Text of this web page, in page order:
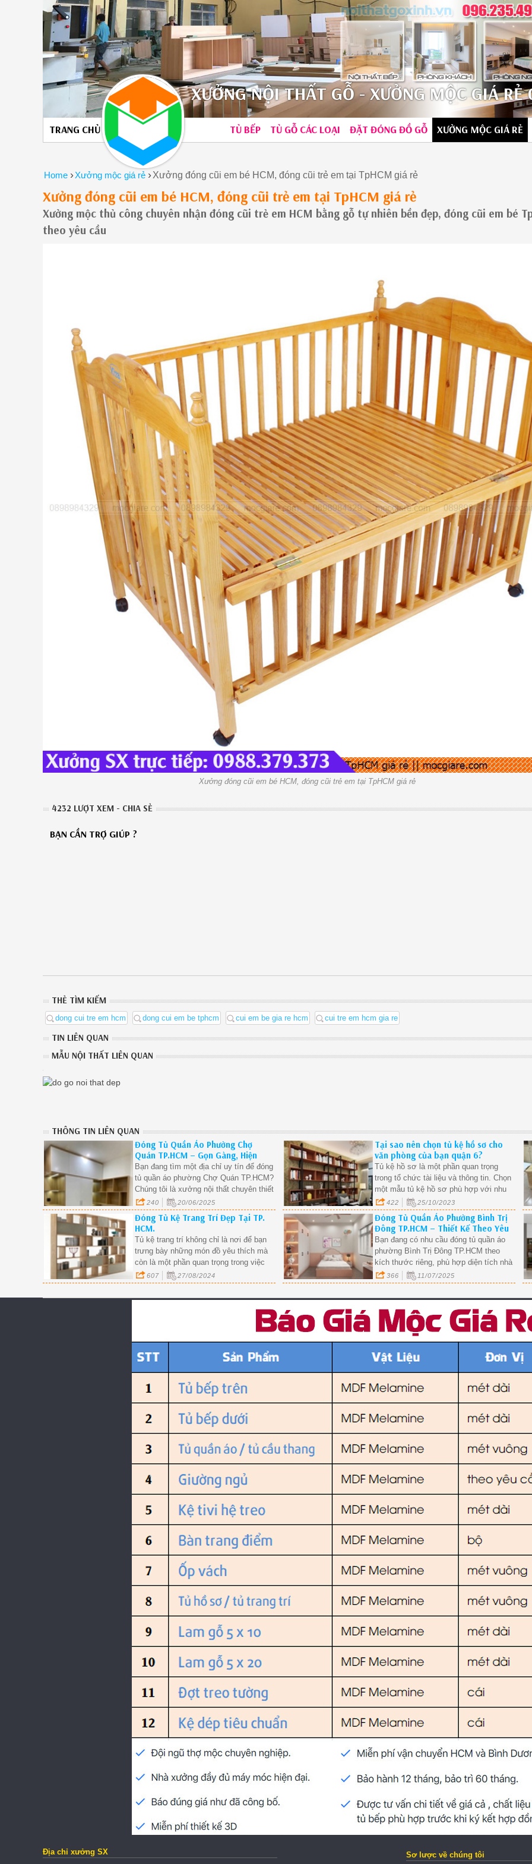
XƯỞNG NỘI THẤT GỖ - XƯỞNG MỘC GIÁ RẺ
TRANG CHỦ TỦ BẾP TỦ GỖ CÁC LOẠI ĐẶT ĐÓNG ĐỒ GỖ XƯỞNG MỘC GIÁ RẺ
Home ›Xưởng mộc giá rẻ ›Xưởng đóng cũi em bé HCM, đóng cũi trẻ em tại TpHCM giá rẻ
Xưởng đóng cũi em bé HCM, đóng cũi trẻ em tại TpHCM giá rẻ
Xưởng mộc thủ công chuyên nhận đóng cũi trẻ em HCM bằng gỗ tự nhiên bền đẹp, đóng cũi em bé
theo yêu cầu
Xưởng đóng cũi em bé HCM, đóng cũi trẻ em tại TpHCM giá rẻ
4232 LƯỢT XEM - CHIA SẺ
BẠN CẦN TRỢ GIÚP ?
THẺ TÌM KIẾM
dong cui tre em hcm dong cui em be tphcm cui em be gia re hcm cui tre em hcm gia re
TIN LIÊN QUAN
MẪU NỘI THẤT LIÊN QUAN
THÔNG TIN LIÊN QUAN
Đóng Tủ Quần Áo Phường Chợ
Quán TP.HCM – Gọn Gàng, Hiện
Đại, Giá Xưởng.
Bạn đang tìm một địa chỉ uy tín để đóng
tủ quần áo phường Chợ Quán TP.HCM?
Chúng tôi là xưởng nội thất chuyên thiết
kế – thi công tủ quần áo gỗ công nghiệp
tại phường Chợ Quán, cam kết mẫu
đẹp – đúng kích thước – giá trực tiếp
tại xưởng.
240 20/06/2025
Tại sao nên chọn tủ kệ hồ sơ cho
văn phòng của bạn quận 6?
Tủ kệ hồ sơ là một phần quan trọng
trong tổ chức tài liệu và thông tin. Chọn
một mẫu tủ kệ hồ sơ phù hợp với nhu
cầu của bạn và không gian làm việc sẽ
giúp bạn tối ưu hóa sự hiệu quả
422 25/10/2023
Đóng Tủ Kệ Trang Trí Đẹp Tại TP.
HCM.
Tủ kệ trang trí không chỉ là nơi để bạn
trưng bày những món đồ yêu thích mà
còn là một phần quan trọng trong việc
tạo nên không gian sống thẩm mỹ và
tiện nghi.
607 27/08/2024
Đóng Tủ Quần Áo Phường Bình Trị
Đông TP.HCM – Thiết Kế Theo Yêu
Cầu, Giá Xưởng
Bạn đang có nhu cầu đóng tủ quần áo
phường Bình Trị Đông TP.HCM theo
kích thước riêng, phù hợp diện tích nhà
phố hoặc căn hộ? Chúng tôi chuyên thi
công tủ quần áo gỗ công nghiệp tại
phường Bình Trị Đông, thiết kế hiện đại
– công năng tối ưu – giá tận xưởng.
366 11/07/2025
Địa chỉ xưởng SX Sơ lược về chúng tôi